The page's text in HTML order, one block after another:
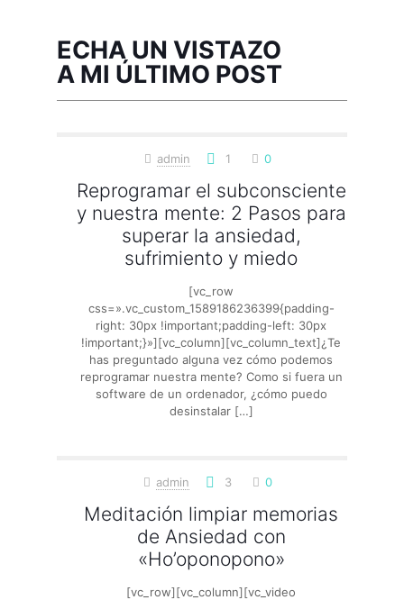
ECHA UN VISTAZO
A MI ÚLTIMO POST
admin 1 0
Reprogramar el subconsciente
y nuestra mente: 2 Pasos para
superar la ansiedad,
sufrimiento y miedo
[vc_row
css=».vc_custom_1589186236399{padding-
right: 30px !important;padding-left: 30px
!important;}»][vc_column][vc_column_text]¿Te
has preguntado alguna vez cómo podemos
reprogramar nuestra mente? Como si fuera un
software de un ordenador, ¿cómo puedo
desinstalar[…]
admin 3 0
Meditación limpiar memorias
de Ansiedad con
«Ho’oponopono»
[vc_row][vc_column][vc_video